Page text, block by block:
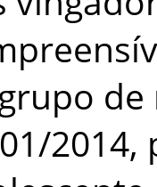
de
2014,